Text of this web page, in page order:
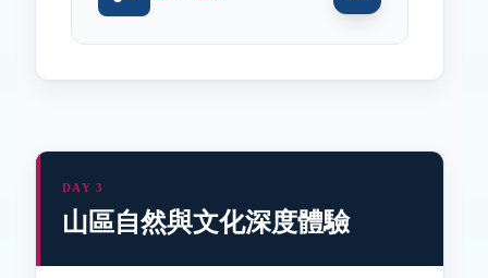
DAY 3
山區自然與文化深度體驗